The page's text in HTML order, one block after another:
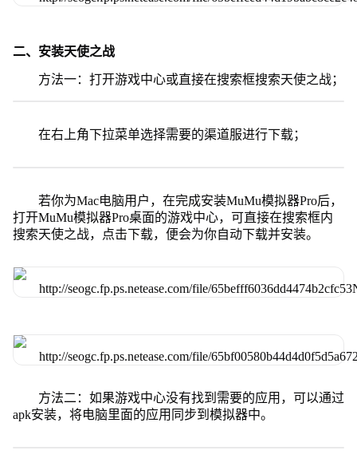
二、安装天使之战
方法一：打开游戏中心或直接在搜索框搜索天使之战；
在右上角下拉菜单选择需要的渠道服进行下载；
若你为Mac电脑用户，在完成安装MuMu模拟器Pro后，
打开MuMu模拟器Pro桌面的游戏中心，可直接在搜索框内
搜索天使之战，点击下载，便会为你自动下载并安装。
方法二：如果游戏中心没有找到需要的应用，可以通过
apk安装，将电脑里面的应用同步到模拟器中。